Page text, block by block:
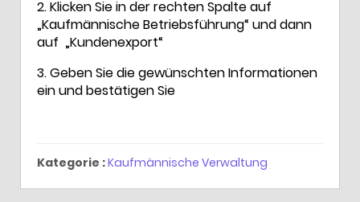
2. Klicken Sie in der rechten Spalte auf
„Kaufmännische Betriebsführung“ und dann
auf „Kundenexport“
3. Geben Sie die gewünschten Informationen
ein und bestätigen Sie
Kategorie :Kaufmännische Verwaltung